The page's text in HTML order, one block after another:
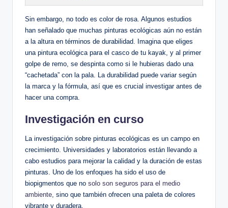
Sin embargo, no todo es color de rosa. Algunos estudios
han señalado que muchas pinturas ecológicas aún no están
a la altura en términos de durabilidad. Imagina que eliges
una pintura ecológica para el casco de tu kayak, y al primer
golpe de remo, se despinta como si le hubieras dado una
“cachetada” con la pala. La durabilidad puede variar según
la marca y la fórmula, así que es crucial investigar antes de
hacer una compra.
Investigación en curso
La investigación sobre pinturas ecológicas es un campo en
crecimiento. Universidades y laboratorios están llevando a
cabo estudios para mejorar la calidad y la duración de estas
pinturas. Uno de los enfoques ha sido el uso de
biopigmentos que no solo son seguros para el medio
ambiente, sino que también ofrecen una paleta de colores
vibrante y duradera.